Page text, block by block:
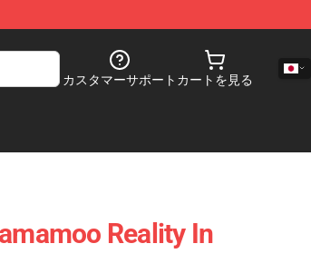
カスタマーサポート カートを見る
Reality In